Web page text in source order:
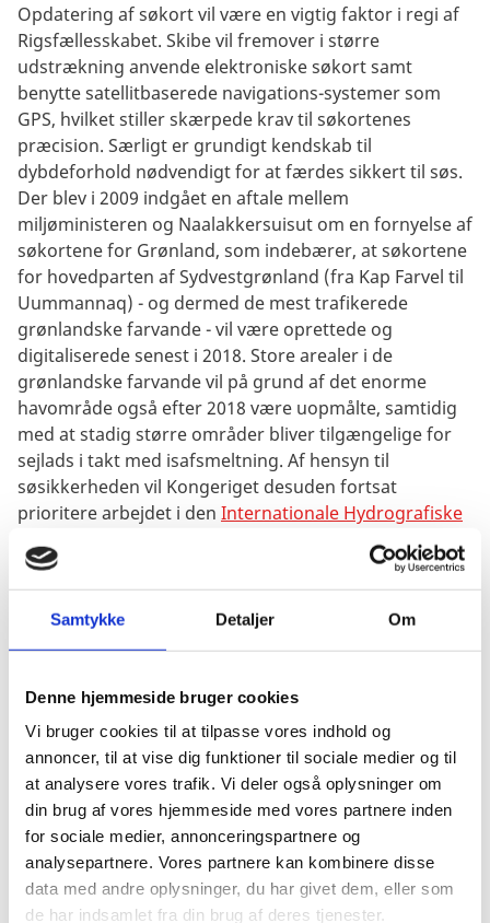
Samtykke Detaljer Om
Denne hjemmeside bruger cookies
Vi bruger cookies til at tilpasse vores indhold og
annoncer, til at vise dig funktioner til sociale medier og til
at analysere vores trafik. Vi deler også oplysninger om
din brug af vores hjemmeside med vores partnere inden
for sociale medier, annonceringspartnere og
analysepartnere. Vores partnere kan kombinere disse
data med andre oplysninger, du har givet dem, eller som
de har indsamlet fra din brug af deres tjenester.
Opdatering af søkort vil være en vigtig faktor i regi af
Rigsfællesskabet. Skibe vil fremover i større
udstrækning anvende elektroniske søkort samt
benytte satellitbaserede navigations-systemer som
GPS, hvilket stiller skærpede krav til søkortenes
præcision. Særligt er grundigt kendskab til
dybdeforhold nødvendigt for at færdes sikkert til søs.
Der blev i 2009 indgået en aftale mellem
miljøministeren og Naalakkersuisut om en fornyelse af
søkortene for Grønland, som indebærer, at søkortene
for hovedparten af Sydvestgrønland (fra Kap Farvel til
Uummannaq) - og dermed de mest trafikerede
grønlandske farvande - vil være oprettede og
digitaliserede senest i 2018. Store arealer i de
grønlandske farvande vil på grund af det enorme
havområde også efter 2018 være uopmålte, samtidig
med at stadig større områder bliver tilgængelige for
sejlads i takt med isafsmeltning. Af hensyn til
søsikkerheden vil Kongeriget desuden fortsat
prioritere arbejdet i den Internationale Hydrografiske
, herunder i den regionale
kommission vedrørende Arktis, som blev etableret i
2010.
Tilsvarende understøttes den maritime sikkerhed ved
vejr, hav og is.
Den Grønlandske Istjeneste ved Danmarks
Meteorologiske Institut blev etableret i 1959 som en
effekt af M/S ”Hans Hedtofts” forlis. Tjenestens
hovedopgave har hidtil været at kortlægge
isforholdene i Kap Farvel området af hensyn til sikker
sejlads for fragtskibene mellem Grønland og
Danmark. På grund af de ændrede klimatiske forhold
og ændret udbredelse af havisen i de grønlandske